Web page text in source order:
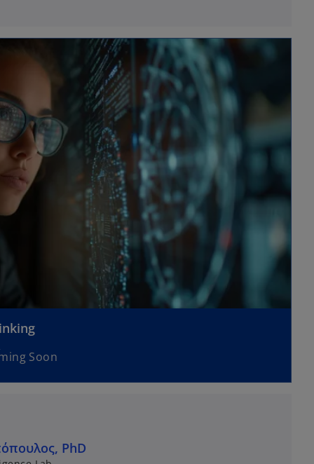
Soon
PhD